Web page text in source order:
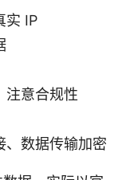
实 IP
注意合规性
、数据传输加密